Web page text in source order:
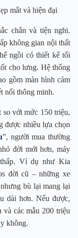
mắt và hiện đại
chắn và tiện nghi.
không gian nội thất
ngồi có thiết kế tối
cho lưng. Hệ thống
gồm màn hình cảm
nối thông minh.
so với mức 150 triệu,
được nhiều lựa chọn
”, người mua thường
đời mới hơn, máy
Ví dụ như Kia
đời cũ – những xe
bù lại mang lại
dài hơn. Nếu được,
và các mẫu 200 triệu
không.